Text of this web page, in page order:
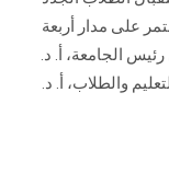
2023/ 2024، والذي يستمر على مدار أربعة
رئيس الجامعة، أ. د.
والطلاب، أ. د.